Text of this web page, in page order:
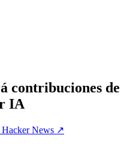
contribuciones de
IA
Hacker News ↗